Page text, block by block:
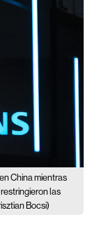
China mientras
restringieron las
Bocsi)